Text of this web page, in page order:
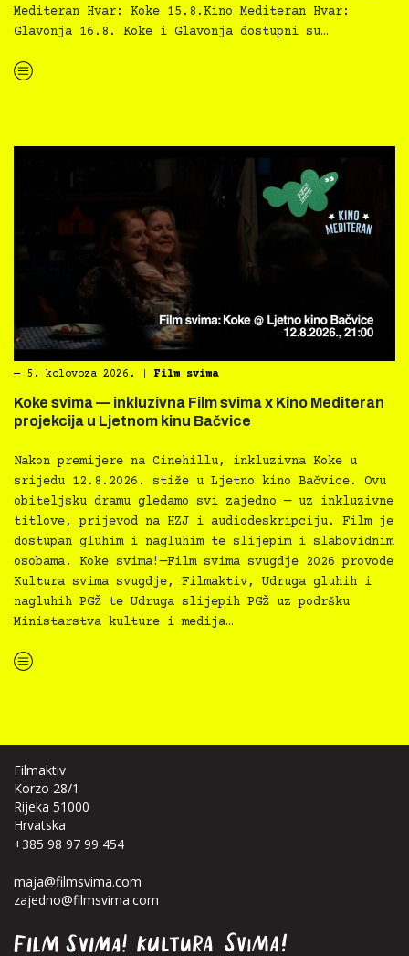
Mediteran Hvar: Koke 15.8.Kino Mediteran Hvar:
Glavonja 16.8. Koke i Glavonja dostupni su…
“Kino Mediteran i Film svima nastavljaju inkluzivnu turneju na Hvaru”
― 5. kolovoza 2026. Film svima
Koke svima — inkluzivna Film svima x Kino Mediteran
projekcija u Ljetnom kinu Bačvice
Nakon premijere na Cinehillu, inkluzivna Koke u
srijedu 12.8.2026. stiže u Ljetno kino Bačvice. Ovu
obiteljsku dramu gledamo svi zajedno — uz inkluzivne
titlove, prijevod na HZJ i audiodeskripciju. Film je
dostupan gluhim i nagluhim te slijepim i slabovidnim
osobama. Koke svima!—Film svima svugdje 2026 provode
Kultura svima svugdje, Filmaktiv, Udruga gluhih i
nagluhih PGŽ te Udruga slijepih PGŽ uz podršku
Ministarstva kulture i medija…
“Koke svima — inkluzivna Film svima x Kino Mediteran projekcija u Ljetnom kinu Bačvice”
Filmaktiv
Korzo 28/1
Rijeka 51000
Hrvatska
+385 98 97 99 454
maja@filmsvima.com
zajedno@filmsvima.com